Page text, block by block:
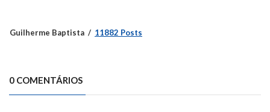
Guilherme Baptista 11882 Posts
0 COMENTÁRIOS